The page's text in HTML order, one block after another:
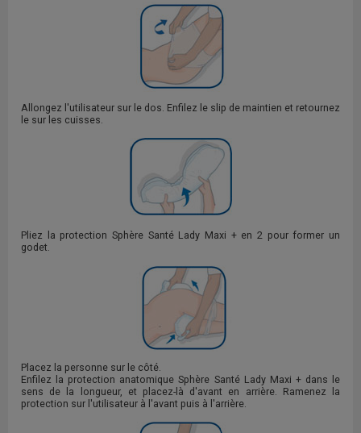
Allongez l'utilisateur sur le dos. Enfilez le slip de maintien et retournez
le sur les cuisses.
Pliez la protection Sphère Santé Lady Maxi + en 2 pour former un
godet.
Placez la personne sur le côté.
Enfilez la protection anatomique Sphère Santé Lady Maxi + dans le
sens de la longueur, et placez-là d'avant en arrière. Ramenez la
protection sur l'utilisateur à l'avant puis à l'arrière.